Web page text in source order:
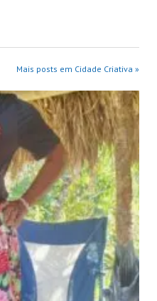
Mais posts em Cidade Criativa »